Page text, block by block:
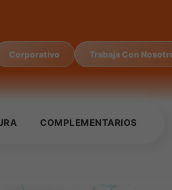
Corporativo Trabaja Con
COMPLEMENTARIOS